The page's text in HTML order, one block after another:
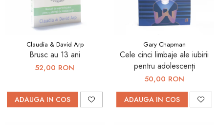
Claudia & David Arp
Brusc au 13 ani
52,00 RON
ADAUGA IN COS
Gary Chapman
Cele cinci limbaje ale iubirii
pentru adolescenți
50,00 RON
ADAUGA IN COS